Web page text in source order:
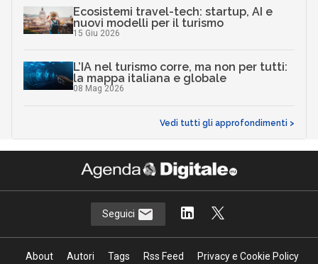
Ecosistemi travel-tech: startup, AI e
nuovi modelli per il turismo
15 Giu 2026
L’IA nel turismo corre, ma non per tutti:
la mappa italiana e globale
08 Mag 2026
Vedi tutti gli approfondimenti >
Seguici
About Autori Tags Rss Feed
Privacy e Cookie Policy